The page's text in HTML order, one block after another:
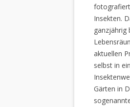
Insekten.
ganzjährig
aktuellen
selbst in
Gärten in